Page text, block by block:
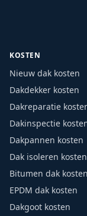
KOSTEN
Nieuw dak kosten
Dakdekker kosten
Dakreparatie
Dakinspectie
Dakpannen kosten
Dak isoleren kosten
Bitumen dak kosten
EPDM dak kosten
Dakgoot kosten